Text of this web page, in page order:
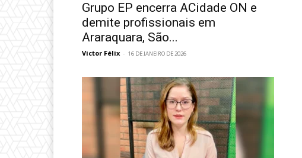
Grupo EP encerra ACidade ON e
demite profissionais em
Araraquara, São...
Victor Félix - 16 DE JANEIRO DE 2026